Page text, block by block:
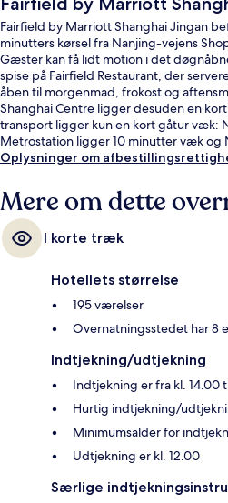
Fairfield by Marriott Shanghai Jingan
minutters kørsel fra Nanjing-vejens
Gæster kan få lidt motion i det
spise på Fairfield Restaurant, der
åben til morgenmad, frokost og
Shanghai Centre ligger desuden en
transport ligger kun en kort gåtur væk:
Metrostation ligger 10 minutter væk og
ligger 14 minutter derfra.
Oplysninger om
Mere om dette
I korte træk
Hotellets størrelse
195 værelser
Overnatningsstedet har 8
Indtjekning/udtjekning
Indtjekning er fra kl. 14.00
Hurtig indtjekning/
Minimumsalder for
Udtjekning er kl. 12.00
Særlige